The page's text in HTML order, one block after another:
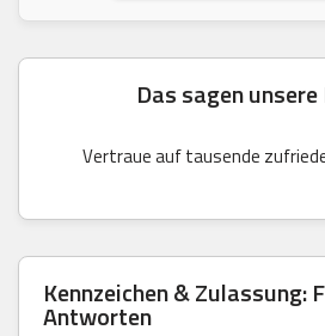
Das sagen
Vertraue auf tausende
Kennzeichen & Zulassung:
Antworten